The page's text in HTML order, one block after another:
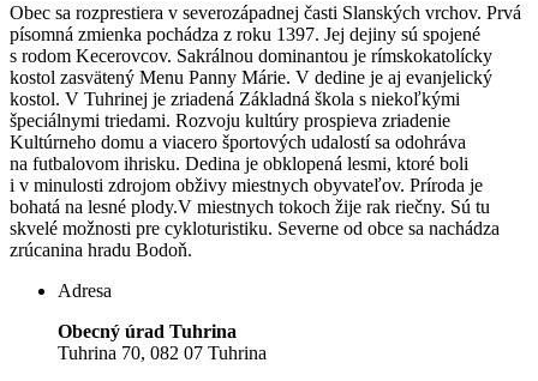
Obec sa rozprestiera v severozápadnej časti Slanských vrchov. Prvá
písomná zmienka pochádza z roku 1397. Jej dejiny sú spojené
s rodom Kecerovcov. Sakrálnou dominantou je rímskokatolícky
kostol zasvätený Menu Panny Márie. V dedine je aj evanjelický
kostol. V Tuhrinej je zriadená Základná škola s niekoľkými
špeciálnymi triedami. Rozvoju kultúry prospieva zriadenie
Kultúrneho domu a viacero športových udalostí sa odohráva
na futbalovom ihrisku. Dedina je obklopená lesmi, ktoré boli
i v minulosti zdrojom obživy miestnych obyvateľov. Príroda je
bohatá na lesné plody.V miestnych tokoch žije rak riečny. Sú tu
skvelé možnosti pre cykloturistiku. Severne od obce sa nachádza
zrúcanina hradu Bodoň.
Adresa
Obecný úrad Tuhrina
Tuhrina 70, 082 07 Tuhrina